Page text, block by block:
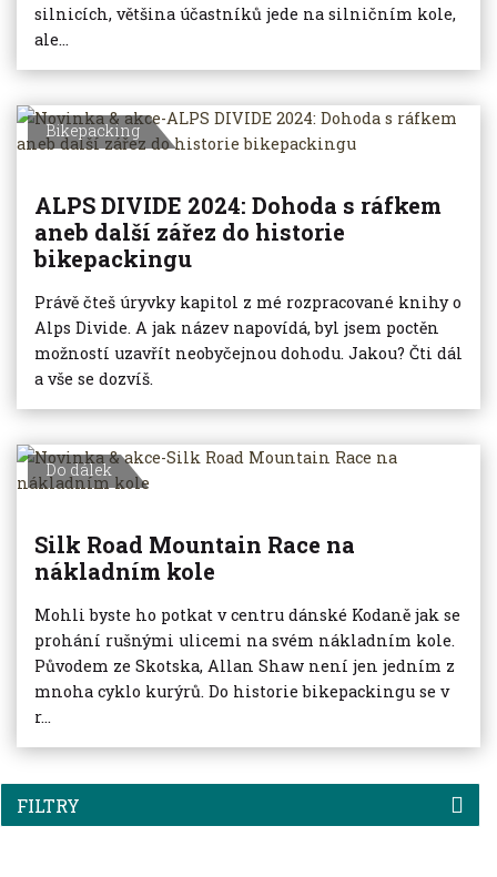
FILTRY
silnicích, většina účastníků jede na silničním kole,
ale...
Bikepacking
ALPS DIVIDE 2024: Dohoda s ráfkem
aneb další zářez do historie
bikepackingu
Právě čteš úryvky kapitol z mé rozpracované knihy o
Alps Divide. A jak název napovídá, byl jsem poctěn
možností uzavřít neobyčejnou dohodu. Jakou? Čti dál
a vše se dozvíš.
Do dálek
Silk Road Mountain Race na
nákladním kole
Mohli byste ho potkat v centru dánské Kodaně jak se
prohání rušnými ulicemi na svém nákladním kole.
Původem ze Skotska, Allan Shaw není jen jedním z
mnoha cyklo kurýrů. Do historie bikepackingu se v
r...